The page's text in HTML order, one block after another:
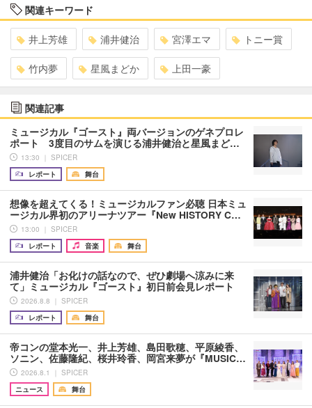
関連キーワード
井上芳雄 浦井健治 宮澤エマ トニー賞
竹内夢 星風まどか 上田一豪
関連記事
ミュージカル『ゴースト』両バージョンのゲネプロレ
ポート 3度目のサムを演じる浦井健治と星風まど…
13:30 ｜ SPICER
レポート
舞台
想像を超えてくる！ミュージカルファン必聴 日本ミュ
ージカル界初のアリーナツアー『New HISTORY C…
13:00 ｜ SPICER
レポート
音楽 舞台
浦井健治「お化けの話なので、ぜひ劇場へ涼みに来
て」ミュージカル『ゴースト』初日前会見レポート
2026.8.8 ｜ SPICER
レポート
舞台
帝コンの堂本光一、井上芳雄、島田歌穂、平原綾香、
ソニン、佐藤隆紀、桜井玲香、岡宮来夢が『MUSIC…
2026.8.1 ｜ SPICER
ニュース
舞台